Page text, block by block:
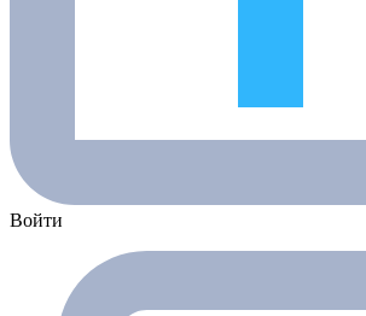
Войти